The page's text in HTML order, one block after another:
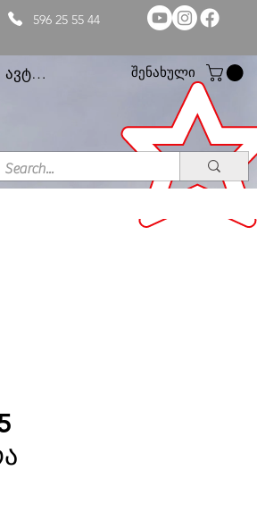
596 25 55 44
ავტორიზაცია შენახული